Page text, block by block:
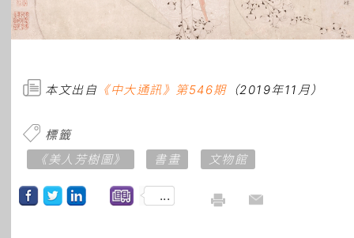
本文出自 《中大通訊》第546期（2019年11月）
標籤
《美人芳樹圖》
書畫 文物館
...